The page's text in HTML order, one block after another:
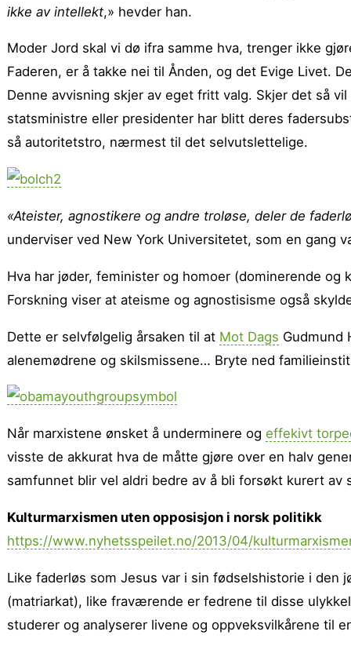
ikke av intellekt,» hevder han.
Moder Jord skal vi dø ifra samme hva, trenger ikke
Faderen, er å takke nei til Ånden, og det Evige Livet.
Denne avvisning skjer av eget fritt valg. Skjer det så
statsministre eller presidenter har blitt deres
så autoritetstro, nærmest til det selvutslettelige.
«Ateister, agnostikere og andre troløse, deler de
underviser ved New York Universitetet, som en gang
Hva har jøder, feminister og homoer (dominerende
Forskning viser at ateisme og agnostisisme også
Dette er selvfølgelig årsaken til at Mot Dags Gudmund
alenemødrene og skilsmissene… Bryte ned
Når marxistene ønsket å underminere og effekivt
visste de akkurat hva de måtte gjøre over en halv
samfunnet blir vel aldri bedre av å bli forsøkt kurert av
Kulturmarxismen uten opposisjon i norsk politikk
https://www.nyhetsspeilet.no/2013/04/
Like faderløs som Jesus var i sin fødselshistorie i den
(matriarkat), like fraværende er fedrene til disse
studerer og analyserer livene og oppveksvilkårene til